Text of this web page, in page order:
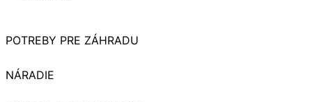
POTREBY PRE ZÁHRADU
NÁRADIE